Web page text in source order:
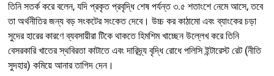
তিনি সতর্ক করে বলেন, যদি প্রকৃত প্রবৃদ্ধি শেষ পর্যন্ত ৩.৫ শতাংশে নেমে আসে, তবে
তা অর্থনীতির জন্য বড় সংকটের সংকেত দেবে। উচ্চ কর কাঠামো এবং ব্যাংকের চড়া
সুদের হারের কারণে ব্যবসায়ীরা টিকে থাকতে হিমশিম খাচ্ছেন উল্লেখ করে তিনি
বেসরকারি খাতের স্থবিরতা কাটাতে এবং দারিদ্র্য বৃদ্ধি রোধে পলিসি ইন্টারেস্ট রেট (নীতি
সুদহার) কমিয়ে আনার তাগিদ দেন।